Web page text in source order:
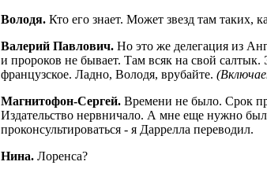
Володя. Кто его знает. Может звезд там таких,
Валерий Павлович. Но это же делегация из
и пророков не бывает. Там всяк на свой салтык.
французское. Ладно, Володя, врубайте.
Магнитофон-Сергей. Времени не было. Срок
Издательство нервничало. А мне еще нужно
проконсультироваться - я Даррелла переводил.
Нина. Лоренса?